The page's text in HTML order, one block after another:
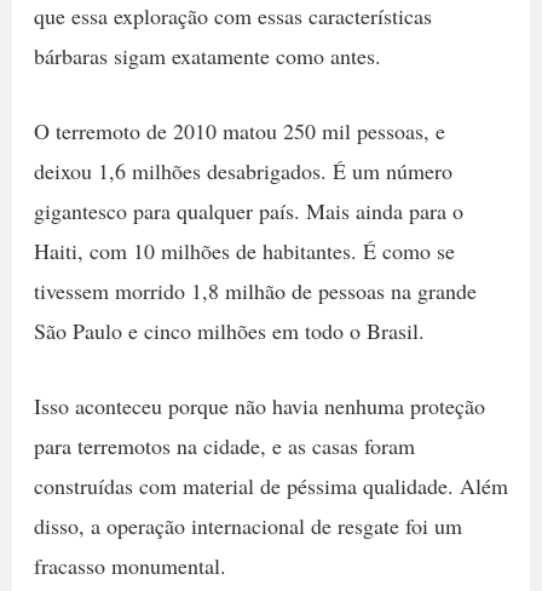
que essa exploração com essas características
bárbaras sigam exatamente como antes.
O terremoto de 2010 matou 250 mil pessoas, e
deixou 1,6 milhões desabrigados. É um número
gigantesco para qualquer país. Mais ainda para o
Haiti, com 10 milhões de habitantes. É como se
tivessem morrido 1,8 milhão de pessoas na grande
São Paulo e cinco milhões em todo o Brasil.
Isso aconteceu porque não havia nenhuma proteção
para terremotos na cidade, e as casas foram
construídas com material de péssima qualidade. Além
disso, a operação internacional de resgate foi um
fracasso monumental.